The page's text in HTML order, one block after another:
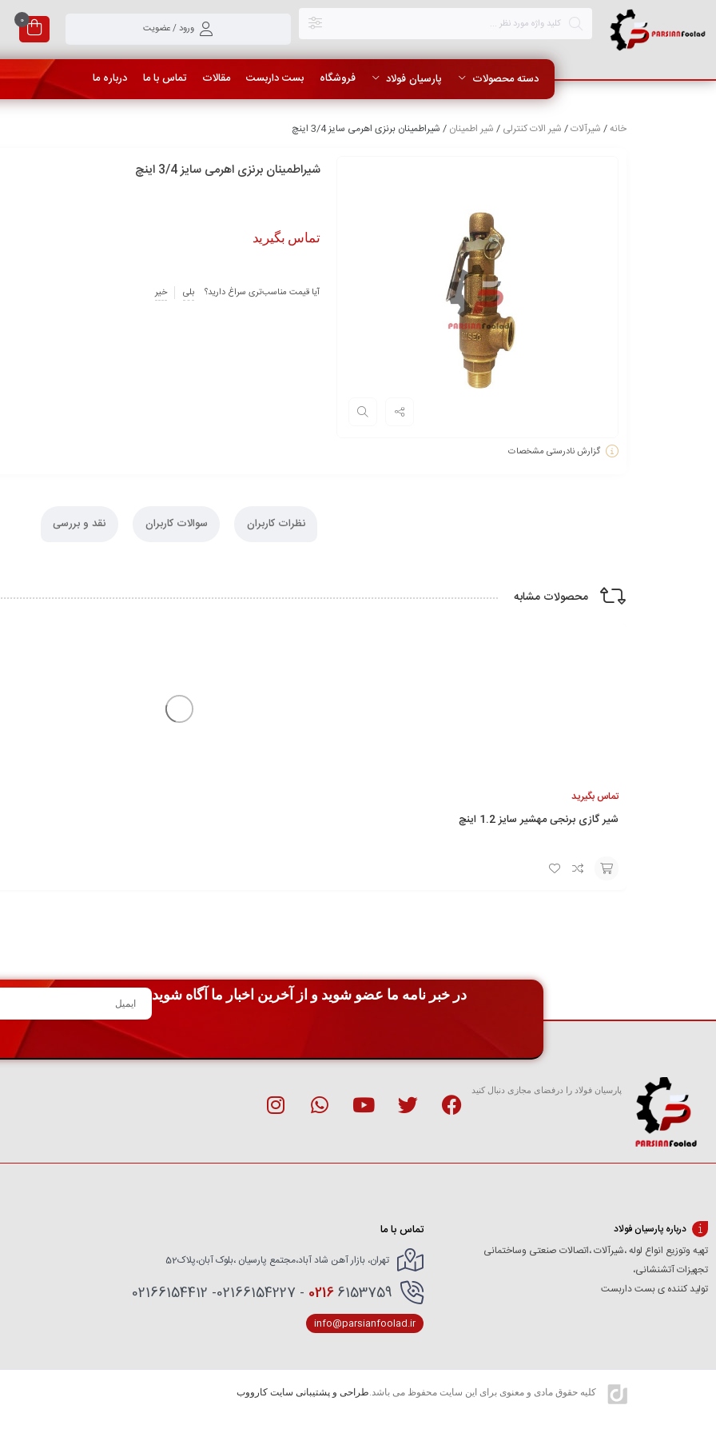
ورود / عضویت
0
دسته محصولات پارسیان فولاد فروشگاه بست داربست مقالات تماس با ما درباره ما
خانه/ شیرآلات/ شیر الات کنترلی / شیر اطمینان / شیراطمینان برنزی اهرمی سایز 3/4 اینچ
گزارش نادرستی مشخصات
شیراطمینان برنزی اهرمی سایز 3/4 اینچ
تماس بگیرید
آیا قیمت مناسب‌تری سراغ دارید؟ بلی خیر
نظرات کاربران سوالات کاربران نقد و بررسی
محصولات مشابه
تماس بگیرید
شیر گازی برنجی مهشیر سایز 1.2 اینچ
در خبر نامه ما عضو شوید و از آخرین اخبار ما آگاه شوید
پارسیان فولاد را درفضای مجازی دنبال کنید
درباره پارسیان فولاد
تهیه وتوزیع انواع لوله ،شیرآلات ،اتصالات صنعتی وساختمانی
تجهیزات آتشنشانی،
تولید کننده ی بست داربست
تماس با ما
تهران، بازار آهن شاد آباد،مجتمع پارسیان ،بلوک آبان،پلاک52
02166153759 - 02166154227- 02166154412
info@parsianfoolad.ir
کلیه حقوق مادی و معنوی برای این سایت محفوظ می باشد.طراحی و پشتیبانی سایت کارووب